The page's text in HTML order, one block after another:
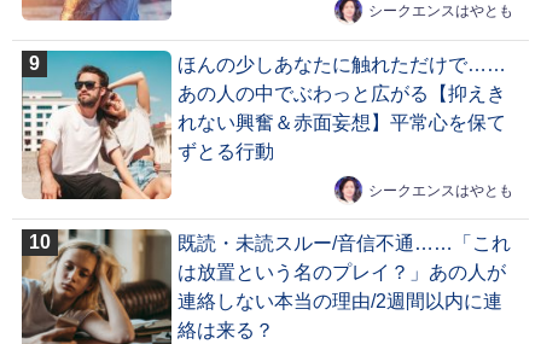
シークエンスはやとも
ほんの少しあなたに触れただけで……
あの人の中でぶわっと広がる【抑えき
れない興奮＆赤面妄想】平常心を保て
ずとる行動
シークエンスはやとも
既読・未読スルー/音信不通……「これ
は放置という名のプレイ？」あの人が
連絡しない本当の理由/2週間以内に連
絡は来る？